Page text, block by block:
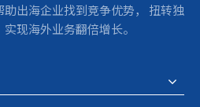
出海企业找到竞争优势， 扭转独
现海外业务翻倍增长。